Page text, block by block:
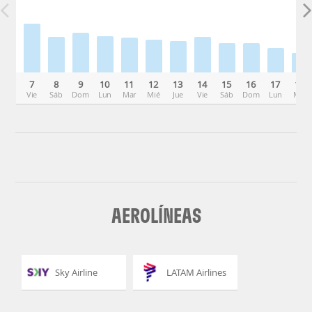
7
Vie
8
Sáb
9
Dom
10
Lun
11
Mar
12
Mié
13
Jue
14
Vie
15
Sáb
16
Dom
17
Lun
18
Mar
AEROLÍNEAS
Sky Airline LATAM Airlines